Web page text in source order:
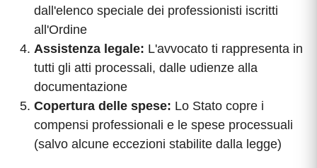
dall'elenco speciale dei professionisti iscritti
all'Ordine
Assistenza legale: L'avvocato ti rappresenta in
tutti gli atti processali, dalle udienze alla
documentazione
Copertura delle spese: Lo Stato copre i
compensi professionali e le spese processuali
(salvo alcune eccezioni stabilite dalla legge)